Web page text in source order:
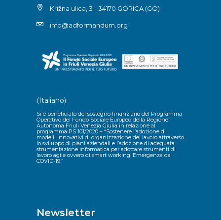
Križna ulica, 3 - 34170 GORICA (GO)
info@adformandum.org
(Italiano)
Si è beneficiato del sostegno finanziario del Programma
Operativo del Fondo Sociale Europeo della Regione
Autonoma Friuli Venezia Giulia in relazione al
programma PS 101/2020 – “Sostenere l’adozione di
modelli innovativi di organizzazione del lavoro attraverso
lo sviluppo di piani aziendali e l’adozione di adeguata
strumentazione informatica per adottare strumenti di
lavoro agile ovvero di smart working. Emergenza da
COVID-19.”
Newsletter